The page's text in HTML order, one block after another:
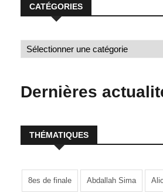
CATÉGORIES
Dernières
THÉMATIQUES
8es de finale Abdallah Sima